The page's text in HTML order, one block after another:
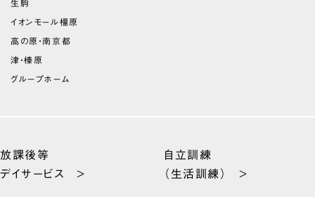
生駒
イオンモール橿原
高の原・南京都
津・榛原
グループホーム
放課後等
デイサービス >
自立訓練
（生活訓練） >